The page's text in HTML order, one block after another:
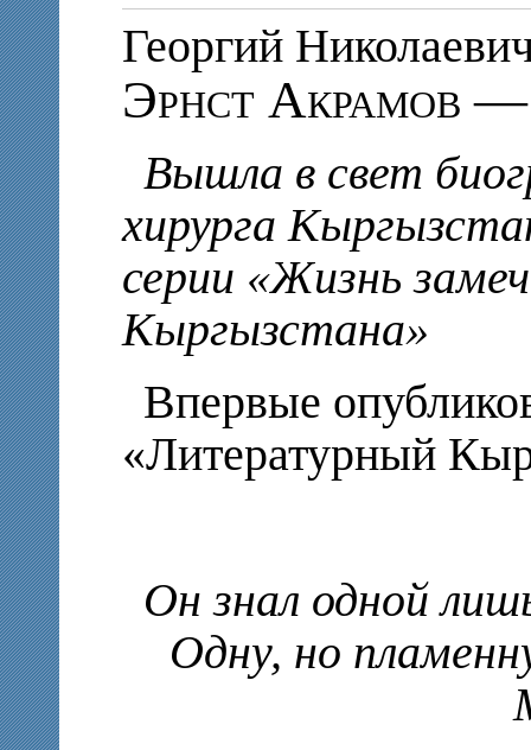
Георгий
Эрнст Акрамов —
Вышла в свет
хирурга
серии «Жизнь
Кыргызстана»
Впервые
«Литературный
Он знал одной
Одну, но
М. Ю.